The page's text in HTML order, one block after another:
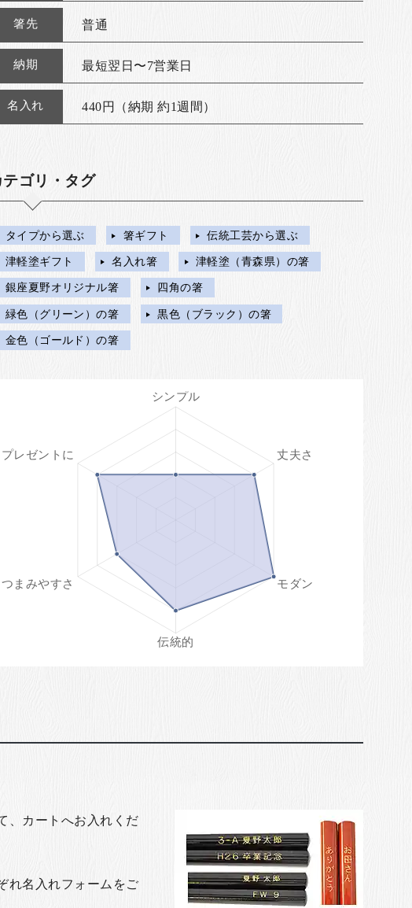
箸先 普通
納期 最短翌日〜7営業日
名入れ 440円（納期 約1週間）
テゴリ・タグ
タイプから選ぶ 箸ギフト 伝統工芸から選ぶ
津軽塗ギフト 名入れ箸 津軽塗（青森県）の箸
銀座夏野オリジナル箸 四角の箸
緑色（グリーン）の箸 黒色（ブラック）の箸
金色（ゴールド）の箸
、カートへお入れくだ
れ名入れフォームをご